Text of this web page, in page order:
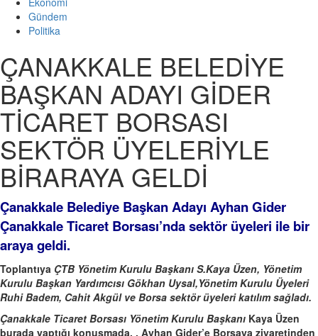
Gündem
Politika
ÇANAKKALE BELEDİYE
BAŞKAN ADAYI GİDER
TİCARET BORSASI
SEKTÖR ÜYELERİYLE
BİRARAYA GELDİ
Çanakkale Belediye Başkan Adayı Ayhan Gider
Çanakkale Ticaret Borsası’nda sektör üyeleri ile bir
araya geldi.
Toplantıya ÇTB Yönetim Kurulu Başkanı S.Kaya Üzen, Yönetim
Kurulu Başkan Yardımcısı Gökhan Uysal,Yönetim Kurulu Üyeleri
Ruhi Badem, Cahit Akgül ve Borsa sektör üyeleri katılım sağladı.
Çanakkale Ticaret Borsası Yönetim Kurulu Başkanı Kaya Üzen
burada yaptığı konuşmada, , Ayhan Gider’e Borsaya ziyaretinden